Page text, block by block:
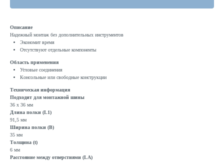
Описание
Надежный монтаж без дополнительных инструментов
Экономит время
Отсутствуют отдельные компоненты
Область применения
Угловые соединения
Консольные или свободные конструкции
Техническая информация
Подходит для монтажной шины
36 x 36 мм
Длина полки (L1)
91,5 мм
Ширина полки (B)
35 мм
Толщина (t)
6 мм
Расстояние между отверстиями (LA)